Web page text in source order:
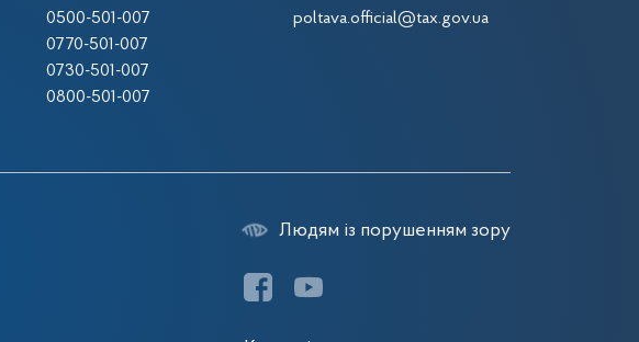
0500-501-007
0770-501-007
0730-501-007
0800-501-007
poltava.official@tax.gov.ua
Людям із порушенням зору